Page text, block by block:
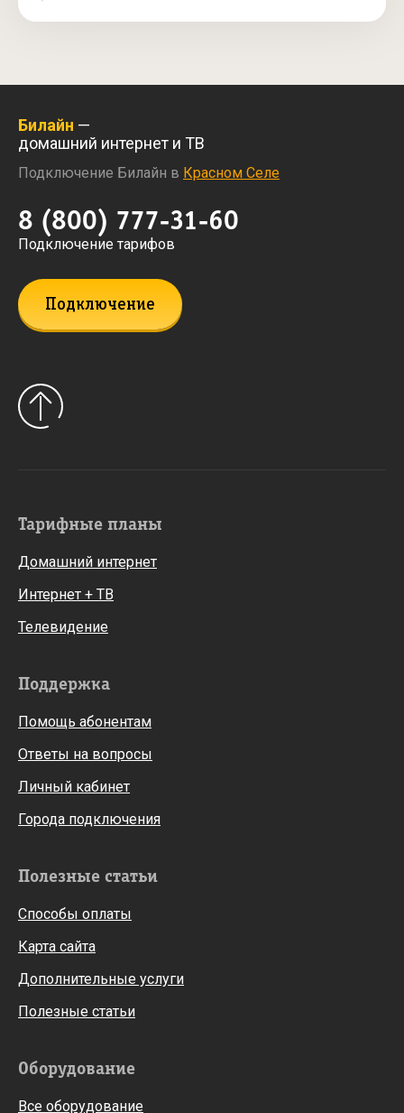
Билайн —
домашний интернет и ТВ
Подключение Билайн в Красном Селе
8 (800) 777-31-60
Подключение тарифов
Подключение
Тарифные планы
Домашний интернет
Интернет + ТВ
Телевидение
Поддержка
Помощь абонентам
Ответы на вопросы
Личный кабинет
Города подключения
Полезные статьи
Способы оплаты
Карта сайта
Дополнительные услуги
Полезные статьи
Оборудование
Все оборудование